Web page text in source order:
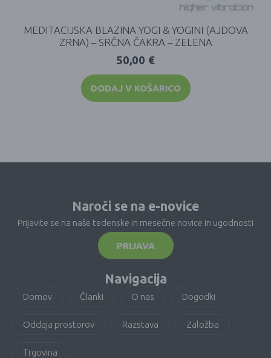
MEDITACIJSKA BLAZINA YOGI & YOGINI (AJDOVA
ZRNA) – SRČNA ČAKRA – ZELENA
50,00 €
DODAJ V KOŠARICO
Naroči se na e-novice
Prijavite se na naše tedenske in mesečne novice in ugodnosti
PRIJAVA
Navigacija
Domov Članki O nas Dogodki
Oddaja prostorov Razstava Založba
Trgovina